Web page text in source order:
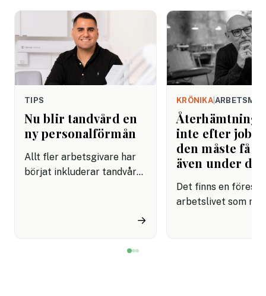
TIPS
Nu blir tandvård en
ny personalförmån
Allt fler arbetsgivare har
börjat inkluderar tandvård i
miljon svenskar uppger att
→
KRÖNIKA|
Återhämtning
inte efter
den måste få
även under
Det finns en
arbetslivet som